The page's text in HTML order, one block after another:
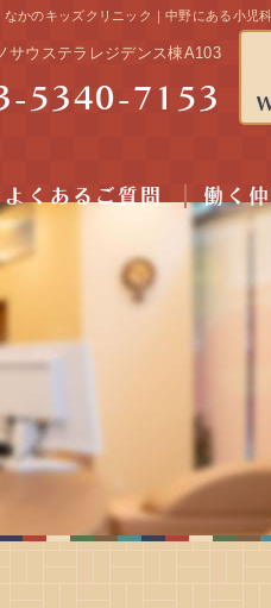
なかのキッズクリニック｜中野にある小児
サウステラレジデンス棟A103
5340-7153
よくあるご質問 働く